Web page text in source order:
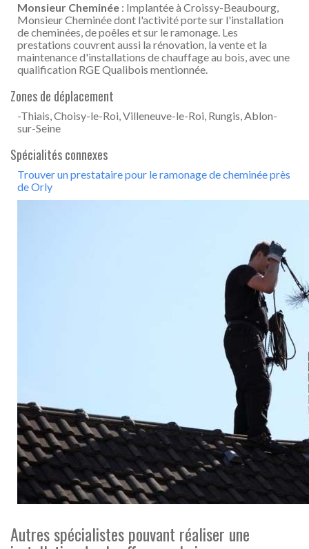
Monsieur Cheminée : Implantée à Croissy-Beaubourg,
Monsieur Cheminée dont l'activité porte sur l'installation
de cheminées, de poêles et sur le ramonage. Les
prestations couvrent aussi la rénovation, la vente et la
maintenance d'installations de chauffage au bois, avec une
qualification RGE Qualibois mentionnée.
Zones de déplacement
-Thiais, Choisy-le-Roi, Villeneuve-le-Roi, Rungis, Ablon-
sur-Seine
Spécialités connexes
Trouver un prestataire pour le ramonage de cheminée près
de Orly
Autres spécialistes pouvant réaliser une